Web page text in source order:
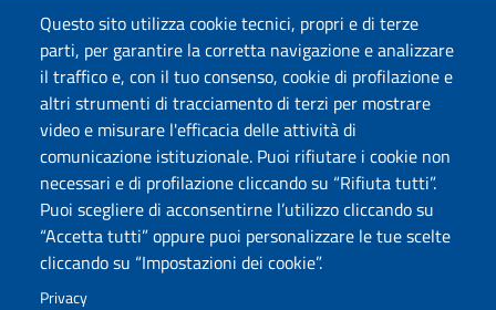
Questo sito utilizza cookie tecnici, propri e di terze
parti, per garantire la corretta navigazione e analizzare
il traffico e, con il tuo consenso, cookie di profilazione e
altri strumenti di tracciamento di terzi per mostrare
video e misurare l'efficacia delle attività di
comunicazione istituzionale. Puoi rifiutare i cookie non
necessari e di profilazione cliccando su “Rifiuta tutti”.
Puoi scegliere di acconsentirne l’utilizzo cliccando su
“Accetta tutti” oppure puoi personalizzare le tue scelte
cliccando su “Impostazioni dei cookie”.
Privacy
DADU – Dipartimento di Architettura, Design e Urbanistica
Università degli Studi di Sassari
Palazzo del Pou Salit – Piazza Duomo, 6 - 07041 Alghero
Accessibilità
Dichiarazione di accessibilità
Cookie settings
Mappa del sito
Protocollo
Seguici su